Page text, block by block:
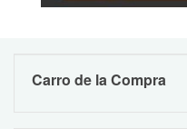
Carro de la Compra